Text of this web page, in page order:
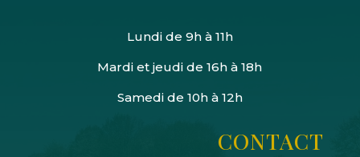
Lundi de 9h à 11h
Mardi et jeudi de 16h à 18h
Samedi de 10h à 12h
CONTACT